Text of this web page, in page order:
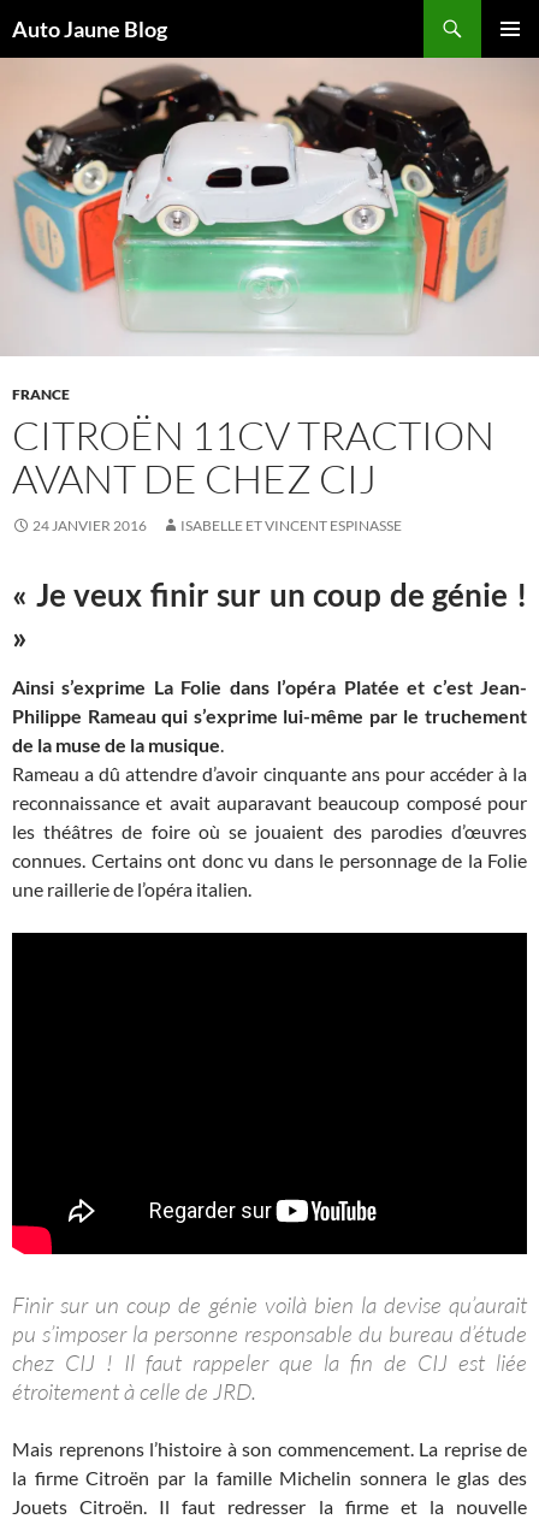
Auto Jaune Blog
FRANCE
CITROËN 11CV TRACTION
AVANT DE CHEZ CIJ
24 JANVIER 2016 ISABELLE ET VINCENT ESPINASSE
« Je veux finir sur un coup de génie !
»
Ainsi s’exprime La Folie dans l’opéra Platée et c’est Jean-
Philippe Rameau qui s’exprime lui-même par le truchement
de la muse de la musique.
Rameau a dû attendre d’avoir cinquante ans pour accéder à la
reconnaissance et avait auparavant beaucoup composé pour
les théâtres de foire où se jouaient des parodies d’œuvres
connues. Certains ont donc vu dans le personnage de la Folie
une raillerie de l’opéra italien.
Finir sur un coup de génie voilà bien la devise qu’aurait
pu s’imposer la personne responsable du bureau d’étude
chez CIJ ! Il faut rappeler que la fin de CIJ est liée
étroitement à celle de JRD.
Mais reprenons l’histoire à son commencement. La reprise de
la firme Citroën par la famille Michelin sonnera le glas des
Jouets Citroën. Il faut redresser la firme et la nouvelle